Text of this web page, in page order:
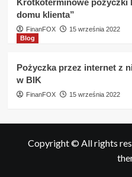
Krótkoterminowe pożyczki
domu klienta”
FinanFOX
15 września 2022
Blog
Pożyczka przez internet z
w BIK
FinanFOX 15 września 2022
Copyright © All rights